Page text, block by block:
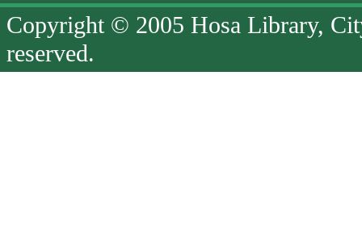
Copyright © 2005 Hosa Library,
reserved.